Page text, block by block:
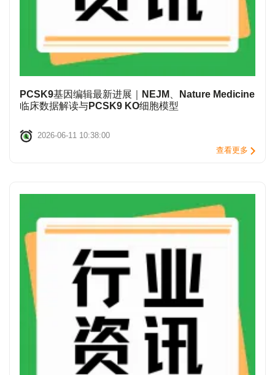
PCSK9基因编辑最新进展｜NEJM、Nature Medicine
临床数据解读与PCSK9 KO细胞模型
2026-06-11 10:38:00
查看更多